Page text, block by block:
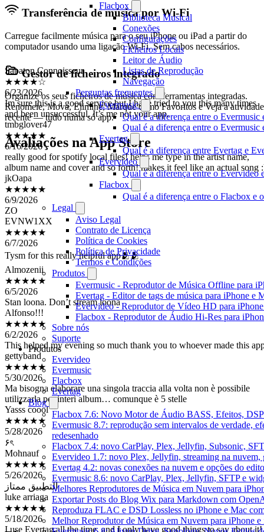
Flacbox
Biblioteca Musical
Conexões
Configurações
Ficheiros Locais
Leitor de Áudio
Listas de Reprodução
Navegação
Perguntas frequentes
Evermusic
Qual é a diferença entre o Evermusic
Qual é a diferença entre o
Evertag
Qual é a diferença entre Evertag e
Evervideo
Qual é a diferença entre o Evervideo
Flacbox
Qual é a diferença entre o Flacbox e
Legal
Aviso Legal
Contrato de Licença
Política de Cookies
Política de Privacidade
Termos e Condições
Produtos
Evermusic - Reprodutor de Música Offline para
Evertag - Editor de tags de música para iPhone e
Evervideo - Reprodutor de Vídeo HD para
Flacbox - Reprodutor de Áudio Hi-Res para
Sobre nós
Suporte
Produtos
Evervideo
Evermusic
Flacbox
Evertag
Blog
Flacbox 7.6: Novo Motor de Áudio BASS, Efeitos,
Evermusic 8.7: reprodução sem intervalos de verdade,
redesenhado
Flacbox 7.4: novo CarPlay, Plex, Jellyfin, Subsonic,
Evervideo 1.7: novo Plex, Jellyfin, streaming na nuvem,
Evertag 4.2: novas conexões na nuvem e opções do
Evermusic 8.6: novo CarPlay, Plex, Jellyfin, SFTP e
Melhores Reprodutores de Música em Nuvem para
Exportar Posts do Blog Wix para Markdown com
Reproduza FLAC e DSD Lossless no iPhone e Mac
Melhor Reprodutor de Música em Nuvem para iPhone e
Transferência de música por Wi-Fi
Carregue facilmente música para o seu iPhone ou iPad a partir do
computador usando uma ligação Wi-Fi. Sem cabos necessários.
Gestor de ficheiros integrado
Organize os seus ficheiros de música com ferramentas integradas.
Renomeie, Mova, Elimine, Marque como Favoritos e Veja a atividade
recente — tudo numa só app.
Avaliações na App Store
★★★★☆
6/23/2026
Im sure this is a good service but I have tried to you this many times
and been unsuccessful. It’s me not your app.
tmbglover47
★★★★★
6/16/2026
really good for spotify local files! helps me type in the artist name,
album name and cover and so forth! makes it feel like an actual song
jkOapa
★★★★★
6/9/2026
ZO
EVNW1XX
★★★★★
6/7/2026
Tysm for this really helpful app🫂🫂
Almozenii
★★★★★
6/5/2026
Stan loona. Don’t stream loona
Alfonso!!!
★★★★★
6/2/2026
This helped my evening so much thank you to whoever made this
gettyband
★★★★★
5/30/2026
Ma bisogna elaborare una singola traccia alla volta non è possibile
utilizzarla per interi album… comunque è 5 stelle
Yasss coool
★★★★★
5/28/2026
۶ৎ
Mohnauf
★★★★★
5/26/2026
التطبيق ممتاز
luke arriaga
★★★★★
5/18/2026
I use Evertag all the time, and I only have good things to say about it!
It’s the easiest and most convenient metadata editor I have used!